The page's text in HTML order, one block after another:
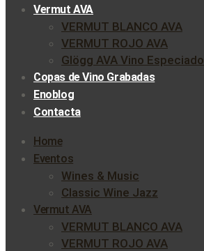
Vermut AVA
VERMUT BLANCO AVA
VERMUT ROJO AVA
Glögg AVA Vino Especiado
Copas de Vino Grabadas
Enoblog
Contacta
Home
Eventos
Wines & Music
Classic Wine Jazz
Vermut AVA
VERMUT BLANCO AVA
VERMUT ROJO AVA